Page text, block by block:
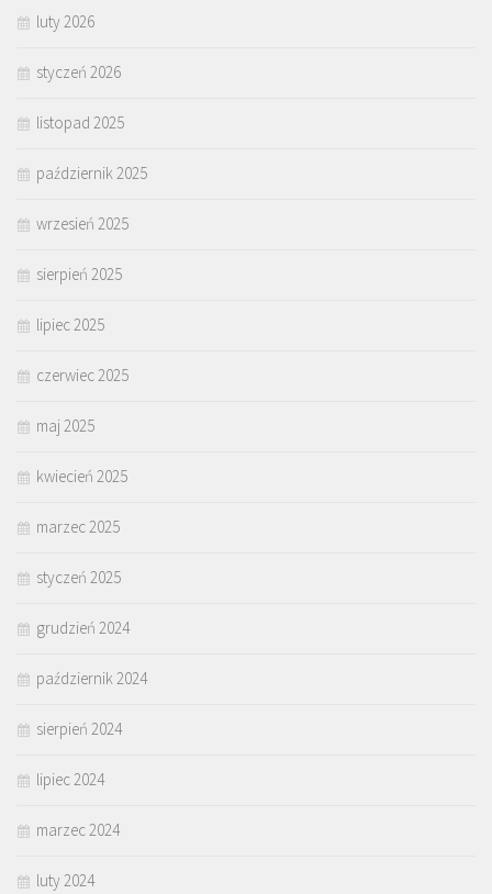
luty 2026
styczeń 2026
listopad 2025
październik 2025
wrzesień 2025
sierpień 2025
lipiec 2025
czerwiec 2025
maj 2025
kwiecień 2025
marzec 2025
styczeń 2025
grudzień 2024
październik 2024
sierpień 2024
lipiec 2024
marzec 2024
luty 2024